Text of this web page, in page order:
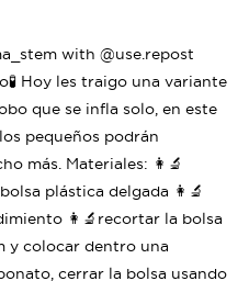
with @use.repost
Hoy les traigo una variante
que se infla solo, en este
pequeños podrán
más. Materiales: 👩‍🔬
plástica delgada 👩‍🔬
👩‍🔬recortar la bolsa
y colocar dentro una
cerrar la bolsa usando